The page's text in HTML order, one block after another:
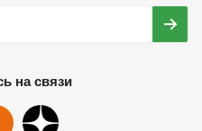
на связи